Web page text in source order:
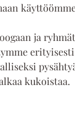
ja
kukoistaa.